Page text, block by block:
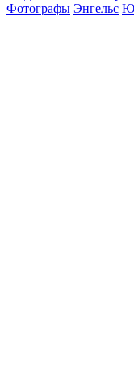
Фотографы Энгельс